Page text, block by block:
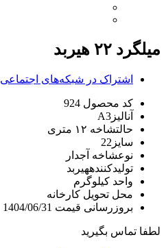
میلگرد ۲۲ هیربد
اشتراک در شبکه‌های اجتماعی
کد محصول 924
آنالیز A3
حالتشاخه ۱۲ متری
سایز 22
نوعشاخه آجدار
تولیدکنندههیربد
واحد کیلوگرم
محل تحویل کارخانه
بروزرسانی قیمت 1404/06/31
لطفا تماس بگیرید